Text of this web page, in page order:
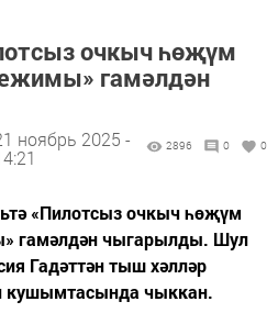
очкыч һөҗүм
гамәлдән
ноябрь 2025 -
2896 0 0
«Пилотсыз очкыч һөҗүм
гамәлдән чыгарылды. Шул
Гадәттән тыш хәлләр
кушымтасында чыккан.